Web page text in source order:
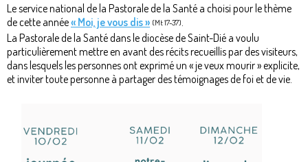
Le service national de la Pastorale de la Santé a choisi pour le thème
de cette année« Moi, je vous dis » (Mt 17-37)
La Pastorale de la Santé dans le diocèse de Saint-Dié a voulu
particulièrement mettre en avant des récits recueillis par des visiteurs,
dans lesquels les personnes ont exprimé un « je veux mourir » explicite,
et inviter toute personne à partager des témoignages de foi et de vie.